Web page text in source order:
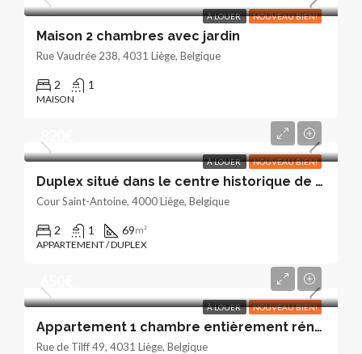
À LOUER NOUVEAU BIEN!
Maison 2 chambres avec jardin
Rue Vaudrée 238, 4031 Liège, Belgique
2 1
MAISON
À LOUER NOUVEAU BIEN!
Duplex situé dans le centre historique de Liège
Cour Saint-Antoine, 4000 Liège, Belgique
2 1 69m²
APPARTEMENT / DUPLEX
À LOUER NOUVEAU BIEN!
Appartement 1 chambre entièrement rénové
Rue de Tilff 49, 4031 Liège, Belgique